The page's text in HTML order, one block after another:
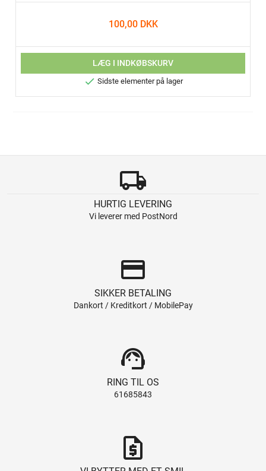
100,00 DKK
LÆG I INDKØBSKURV
 Sidste elementer på lager
local_shipping
HURTIG LEVERING
Vi leverer med PostNord
credit_card
SIKKER BETALING
Dankort / Kreditkort / MobilePay
support_agent
RING TIL OS
61685843
request_quote